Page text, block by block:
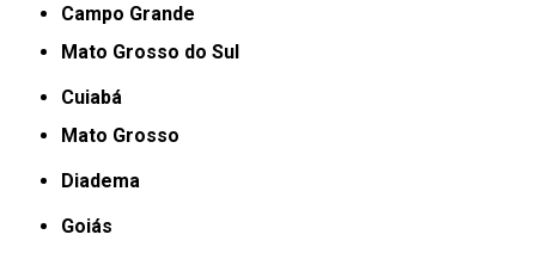
Campo Grande
Mato Grosso do Sul
Cuiabá
Mato Grosso
Diadema
Goiás